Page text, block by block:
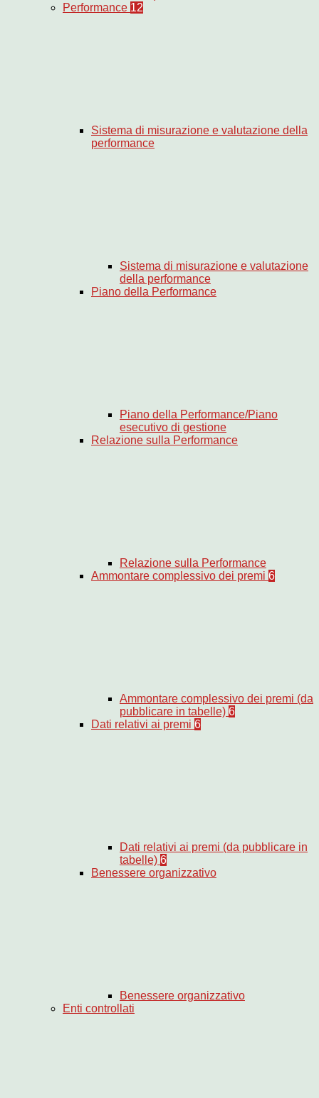
Performance 12
Sistema di misurazione e valutazione della
performance
Sistema di misurazione e valutazione
della performance
Piano della Performance
Piano della Performance/Piano
esecutivo di gestione
Relazione sulla Performance
Relazione sulla Performance
Ammontare complessivo dei premi 6
Ammontare complessivo dei premi (da
pubblicare in tabelle) 6
Dati relativi ai premi 6
Dati relativi ai premi (da pubblicare in
tabelle) 6
Benessere organizzativo
Benessere organizzativo
Enti controllati